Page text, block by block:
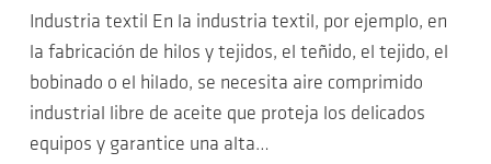
Industria textil En la industria textil, por ejemplo, en
la fabricación de hilos y tejidos, el teñido, el tejido, el
bobinado o el hilado, se necesita aire comprimido
industrial libre de aceite que proteja los delicados
equipos y garantice una alta…